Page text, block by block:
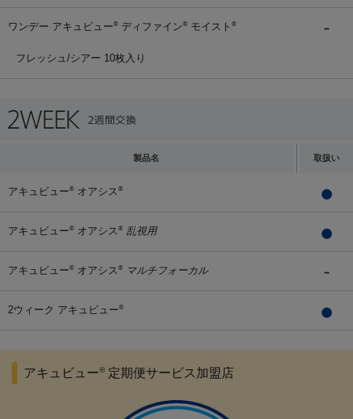
ワンデー アキュビュー® ディファイン® モイスト ®
フレッシュ/シアー 10枚入り
製品名 取扱い
アキュビュー® オアシス ®
アキュビュー® オアシス ® 乱視用
アキュビュー® オアシス ® マルチフォーカル
2ウィーク アキュビュー®
アキュビュー® 定期便サービス加盟店